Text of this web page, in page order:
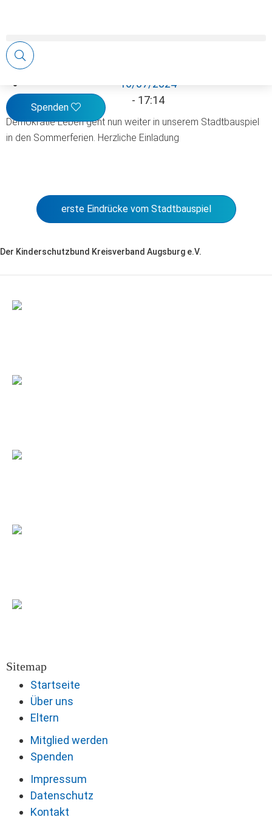
Spenden
Demokratie leben im Stadtbauspiel
16/07/2024
- 17:14
Demokratie Leben geht nun weiter in unserem Stadtbauspiel
in den Sommerferien. Herzliche Einladung
erste Eindrücke vom Stadtbauspiel
Der Kinderschutzbund Kreisverband Augsburg e.V.
Sitemap
Startseite
Über uns
Eltern
Mitglied werden
Spenden
Impressum
Datenschutz
Kontakt